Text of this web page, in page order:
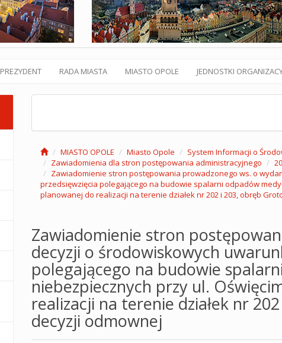
PREZYDENT RADA MIASTA MIASTO OPOLE JEDNOSTKI
MIASTO OPOLE Miasto Opole System Informacji o
Zawiadomienia dla stron postępowania administracyjnego
Zawiadomienie stron postępowania prowadzonego ws. o
przedsięwzięcia polegającego na budowie spalarni odpadów
planowanej do realizacji na terenie działek nr 202 i 203, obręb
Zawiadomienie stron
decyzji o środowiskowych
polegającego na budowie
niebezpiecznych przy ul.
realizacji na terenie działek nr
decyzji odmownej